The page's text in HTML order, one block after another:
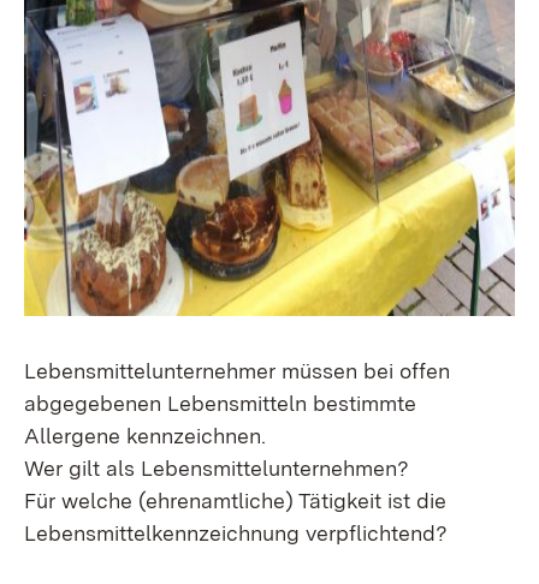
Lebensmittelunternehmer müssen bei offen
abgegebenen Lebensmitteln bestimmte
Allergene kennzeichnen.
Wer gilt als Lebensmittelunternehmen?
Für welche (ehrenamtliche) Tätigkeit ist die
Lebensmittelkennzeichnung verpflichtend?